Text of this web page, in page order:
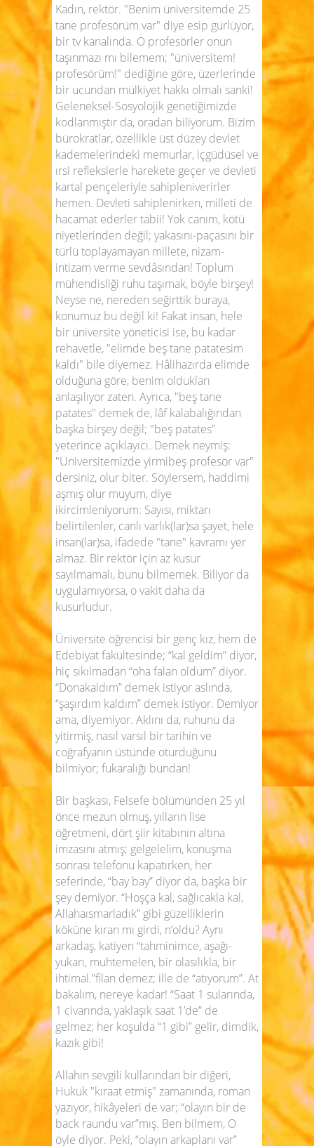
Kadın, rektör. "Benim üniversitemde 25
tane profesörüm var" diye esip gürlüyor,
bir tv kanalında. O profesörler onun
taşınmazı mı bilemem; "üniversitem!
profesörüm!" dediğine göre, üzerlerinde
bir ucundan mülkiyet hakkı olmalı sanki!
Geleneksel-Sosyolojik genetiğimizde
kodlanmıştır da, oradan biliyorum. Bizim
bürokratlar, özellikle üst düzey devlet
kademelerindeki memurlar, içgüdüsel ve
ırsi reflekslerle harekete geçer ve devleti
kartal pençeleriyle sahipleniverirler
hemen. Devleti sahiplenirken, milleti de
hacamat ederler tabii! Yok canım, kötü
niyetlerinden değil; yakasını-paçasını bir
türlü toplayamayan millete, nizam-
intizam verme sevdâsından! Toplum
mühendisliği ruhu taşımak, böyle birşey!
Neyse ne, nereden seğirttik buraya,
konumuz bu değil ki! Fakat insan, hele
bir üniversite yöneticisi ise, bu kadar
rehavetle, "elimde beş tane patatesim
kaldı" bile diyemez. Hâlihazırda elimde
olduğuna göre, benim oldukları
anlaşılıyor zaten. Ayrıca, "beş tane
patates" demek de, lâf kalabalığından
başka birşey değil; "beş patates"
yeterince açıklayıcı. Demek neymiş:
"Üniversitemizde yirmibeş profesör var"
dersiniz, olur biter. Söylersem, haddimi
aşmış olur muyum, diye
ikircimleniyorum: Sayısı, miktarı
belirtilenler, canlı varlık(lar)sa şayet, hele
insan(lar)sa, ifadede "tane" kavramı yer
almaz. Bir rektör için az kusur
sayılmamalı, bunu bilmemek. Biliyor da
uygulamıyorsa, o vakit daha da
kusurludur.
Üniversite öğrencisi bir genç kız, hem de
Edebiyat fakültesinde; “kal geldim” diyor,
hiç sıkılmadan “oha falan oldum” diyor.
“Donakaldım” demek istiyor aslında,
“şaşırdım kaldım” demek istiyor. Demiyor
ama, diyemiyor. Aklını da, ruhunu da
yitirmiş, nasıl varsıl bir tarihin ve
coğrafyanın üstünde oturduğunu
bilmiyor; fukaralığı bundan!
Bir başkası, Felsefe bölümünden 25 yıl
önce mezun olmuş, yılların lise
öğretmeni, dört şiir kitabının altına
imzasını atmış; gelgelelim, konuşma
sonrası telefonu kapatırken, her
seferinde, “bay bay” diyor da, başka bir
şey demiyor. “Hoşça kal, sağlıcakla kal,
Allahaısmarladık” gibi güzelliklerin
köküne kıran mı girdi, n’oldu? Aynı
arkadaş, katiyen “tahminimce, aşağı-
yukarı, muhtemelen, bir olasılıkla, bir
ihtimal.”filan demez; ille de “atıyorum”. At
bakalım, nereye kadar! “Saat 1 sularında,
1 civarında, yaklaşık saat 1’de” de
gelmez; her koşulda “1 gibi” gelir, dimdik,
kazık gibi!
Allahın sevgili kullarından bir diğeri,
Hukuk "kıraat etmiş" zamanında, roman
yazıyor, hikâyeleri de var; “olayın bir de
back raundu var”mış. Ben bilmem, O
öyle diyor. Peki, “olayın arkaplanı var”